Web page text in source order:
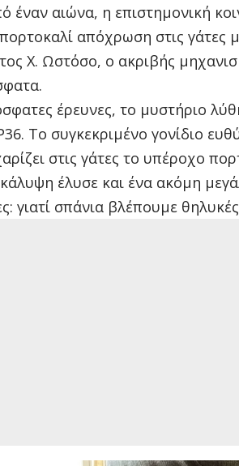
έναν αιώνα, η επιστημονική
απόχρωση στις γάτες
Χ. Ωστόσο, ο ακριβής
έρευνες, το μυστήριο
Το συγκεκριμένο γονίδιο
στις γάτες το υπέροχο
έλυσε και ένα ακόμη
γιατί σπάνια βλέπουμε